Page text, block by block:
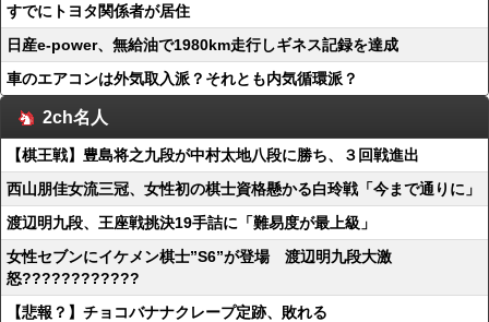
すでにトヨタ関係者が居住
日産e-power、無給油で1980km走行しギネス記録を達成
車のエアコンは外気取入派？それとも内気循環派？
2ch名人
【棋王戦】豊島将之九段が中村太地八段に勝ち、３回戦進出
西山朋佳女流三冠、女性初の棋士資格懸かる白玲戦「今まで通りに」
渡辺明九段、王座戦挑決19手詰に「難易度が最上級」
女性セブンにイケメン棋士”S6”が登場 渡辺明九段大激
怒????????????
【悲報？】チョコバナナクレープ定跡、敗れる